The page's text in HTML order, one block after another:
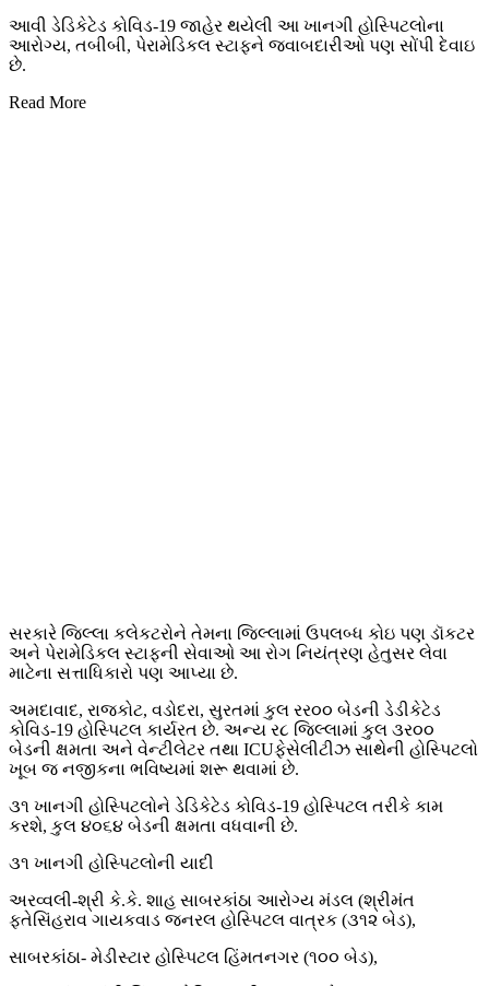
આવી ડેડિકેટેડ કોવિડ-19 જાહેર થયેલી આ ખાનગી હોસ્પિટલોના
આરોગ્ય, તબીબી, પેરામેડિકલ સ્ટાફને જવાબદારીઓ પણ સોંપી દેવાઇ
છે.
Read More
સરકારે જિલ્લા કલેકટરોને તેમના જિલ્લામાં ઉપલબ્ધ કોઇ પણ ડૉકટર
અને પેરામેડિકલ સ્ટાફની સેવાઓ આ રોગ નિયંત્રણ હેતુસર લેવા
માટેના સત્તાધિકારો પણ આપ્યા છે.
અમદાવાદ, રાજકોટ, વડોદરા, સુરતમાં કુલ રર૦૦ બેડની ડેડીકેટેડ
કોવિડ-19 હોસ્પિટલ કાર્યરત છે. અન્ય ર૮ જિલ્લામાં કુલ ૩ર૦૦
બેડની ક્ષમતા અને વેન્ટીલેટર તથા ICUફેસેલીટીઝ સાથેની હોસ્પિટલો
ખૂબ જ નજીકના ભવિષ્યમાં શરૂ થવામાં છે.
૩૧ ખાનગી હોસ્પિટલોને ડેડિકેટેડ કોવિડ-19 હોસ્પિટલ તરીકે કામ
કરશે, કુલ ૪૦૬૪ બેડની ક્ષમતા વધવાની છે.
૩૧ ખાનગી હોસ્પિટલોની યાદી
અરવ્વલી-શ્રી કે.કે. શાહ સાબરકાંઠા આરોગ્ય મંડલ (શ્રીમંત
ફતેસિંહરાવ ગાયકવાડ જનરલ હોસ્પિટલ વાત્રક (૩૧૨ બેડ),
સાબરકાંઠા- મેડીસ્ટાર હોસ્પિટલ હિંમતનગર (૧૦૦ બેડ),